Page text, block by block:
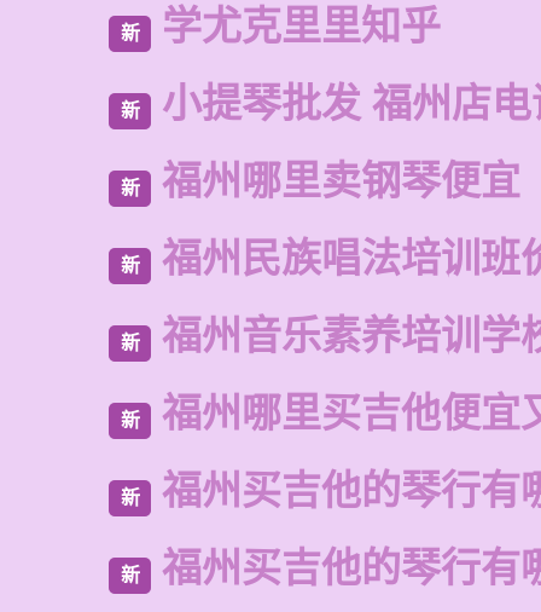
新 学尤克里里知乎
新 小提琴批发 福州店
新 福州哪里卖钢琴便宜
新 福州民族唱法培训班
新 福州音乐素养培训学
新 福州哪里买吉他便宜
新 福州买吉他的琴行有
新 福州买吉他的琴行有